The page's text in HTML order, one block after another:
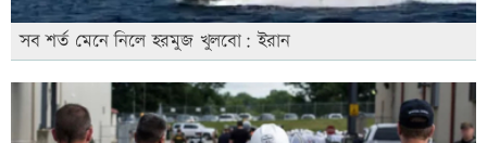
সব শর্ত মেনে নিলে হরমুজ খুলবো: ইরান